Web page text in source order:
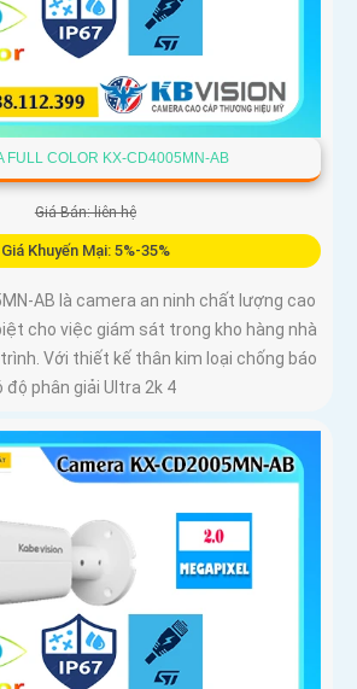
FULL COLOR KX-CD4005MN-AB
Giá Bán: liên hệ
Giá Khuyến Mại: 5%-35%
AB là camera an ninh chất lượng cao
cho việc giám sát trong kho hàng nhà
Với thiết kế thân kim loại chống báo
phân giải Ultra 2k 4